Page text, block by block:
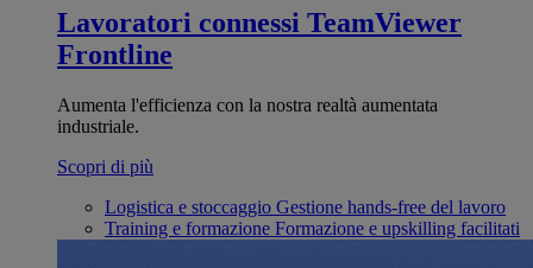
Lavoratori connessi TeamViewer
Frontline
Aumenta l'efficienza con la nostra realtà aumentata
industriale.
Scopri di più
Logistica e stoccaggio Gestione hands-free del lavoro
Training e formazione Formazione e upskilling facilitati